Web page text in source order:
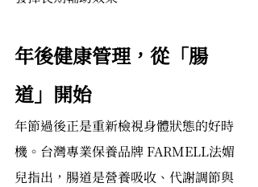
年後健康管理，從「腸
道」開始
年節過後正是重新檢視身體狀態的好時
機。台灣專業保養品牌 FARMELL法媚
兒指出，腸道是營養吸收、代謝調節與